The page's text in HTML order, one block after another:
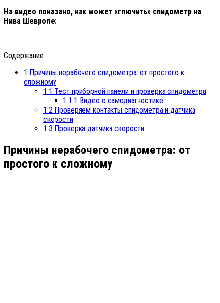
На видео показано, как может «глючить» спидометр на
Нива Шевроле:
Содержание
1 Причины нерабочего спидометра: от простого к
сложному
1.1 Тест приборной панели и проверка спидометра
1.1.1 Видео о самодиагностике
1.2 Проверяем контакты спидометра и датчика
скорости
1.3 Проверка датчика скорости
Причины нерабочего спидометра: от
простого к сложному